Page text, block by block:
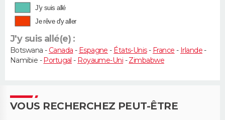
J'y suis allé
Je rêve d'y aller
J'y suis allé(e) :
Botswana - Canada - Espagne - États-Unis- France - Irlande-
Namibie -Portugal - Royaume-Uni -Zimbabwe
VOUS RECHERCHEZ PEUT-ÊTRE